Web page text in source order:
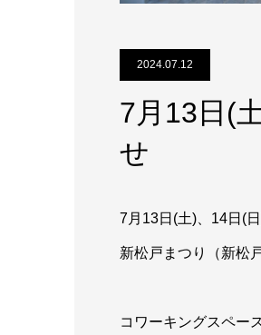
2024.07.12
7月13日(
せ
7月13日(土)、14日(
新松戸まつり（新松
コワーキングスペー